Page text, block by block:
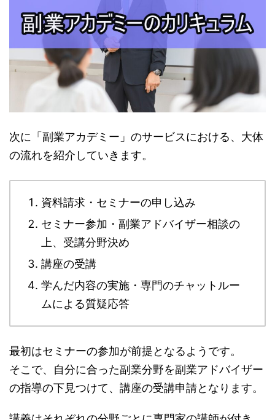
次に「副業アカデミー」のサービスにおける、大体
の流れを紹介していきます。
資料請求・セミナーの申し込み
セミナー参加・副業アドバイザー相談の
上、受講分野決め
講座の受講
学んだ内容の実施・専門のチャットルー
ムによる質疑応答
最初はセミナーの参加が前提となるようです。
そこで、自分に合った副業分野を副業アドバイザー
の指導の下見つけて、講座の受講申請となります。